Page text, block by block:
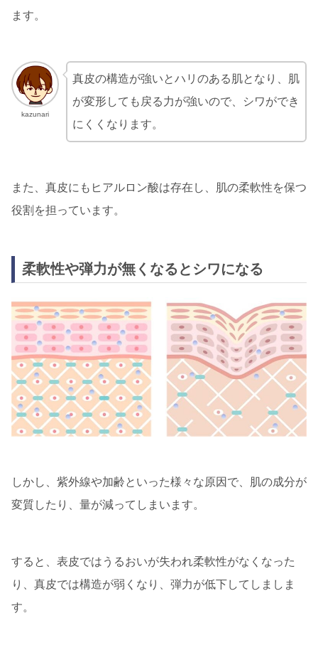
ます。
kazunari
真皮の構造が強いとハリのある肌となり、肌
が変形しても戻る力が強いので、シワができ
にくくなります。
また、真皮にもヒアルロン酸は存在し、肌の柔軟性を保つ
役割を担っています。
柔軟性や弾力が無くなるとシワになる
しかし、紫外線や加齢といった様々な原因で、肌の成分が
変質したり、量が減ってしまいます。
すると、表皮ではうるおいが失われ柔軟性がなくなった
り、真皮では構造が弱くなり、弾力が低下してしましま
す。